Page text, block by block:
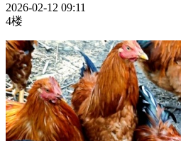
2026-02-12 09:11
4楼